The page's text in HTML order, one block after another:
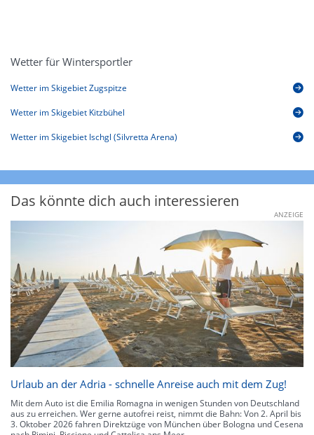
Wetter für Wintersportler
Wetter im Skigebiet Zugspitze
Wetter im Skigebiet Kitzbühel
Wetter im Skigebiet Ischgl (Silvretta Arena)
Das könnte dich auch interessieren
ANZEIGE
Urlaub an der Adria - schnelle Anreise auch mit dem Zug!
Mit dem Auto ist die Emilia Romagna in wenigen Stunden von Deutschland
aus zu erreichen. Wer gerne autofrei reist, nimmt die Bahn: Von 2. April bis
3. Oktober 2026 fahren Direktzüge von München über Bologna und Cesena